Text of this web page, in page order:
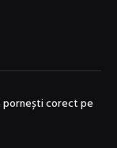
corect pe